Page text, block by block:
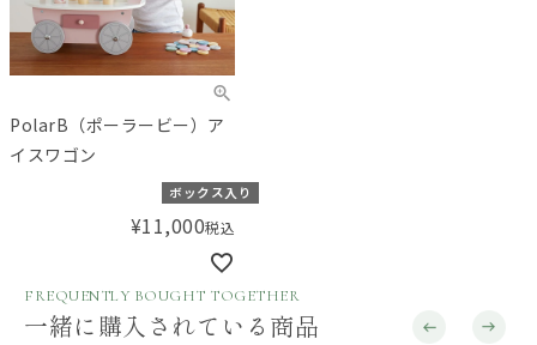
PolarB（ポーラービー）ア
イスワゴン
ボックス入り
¥11,000税込
FREQUENTLY BOUGHT TOGETHER
一緒に購入されている商品